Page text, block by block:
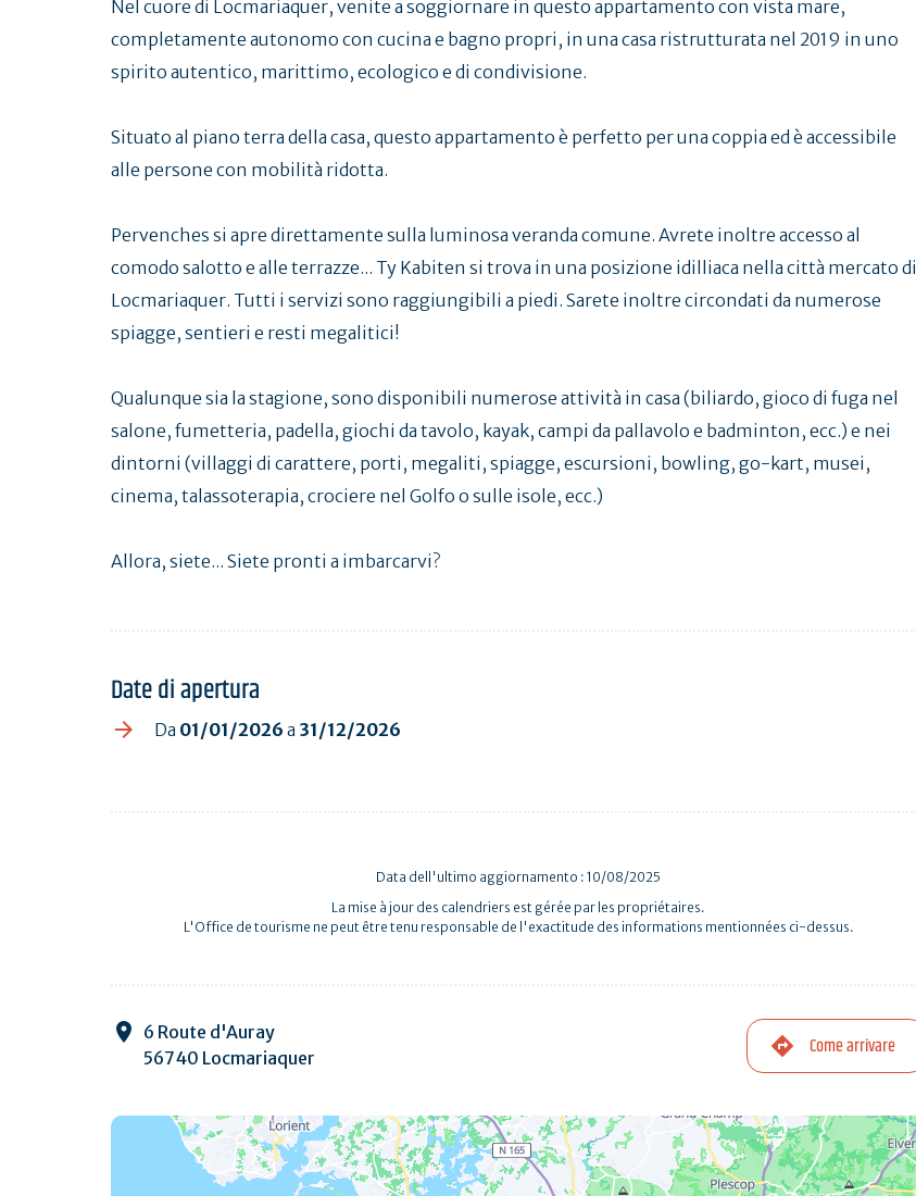
Nel cuore di Locmariaquer, venite a soggiornare in questo appartamento con vista mare,
completamente autonomo con cucina e bagno propri, in una casa ristrutturata nel 2019 in uno
spirito autentico, marittimo, ecologico e di condivisione.
Situato al piano terra della casa, questo appartamento è perfetto per una coppia ed è accessibile
alle persone con mobilità ridotta.
Pervenches si apre direttamente sulla luminosa veranda comune. Avrete inoltre accesso al
comodo salotto e alle terrazze... Ty Kabiten si trova in una posizione idilliaca nella città mercato di
Locmariaquer. Tutti i servizi sono raggiungibili a piedi. Sarete inoltre circondati da numerose
spiagge, sentieri e resti megalitici!
Qualunque sia la stagione, sono disponibili numerose attività in casa (biliardo, gioco di fuga nel
salone, fumetteria, padella, giochi da tavolo, kayak, campi da pallavolo e badminton, ecc.) e nei
dintorni (villaggi di carattere, porti, megaliti, spiagge, escursioni, bowling, go-kart, musei,
cinema, talassoterapia, crociere nel Golfo o sulle isole, ecc.)
Allora, siete... Siete pronti a imbarcarvi?
Date di apertura
Da 01/01/2026 a 31/12/2026
Data dell'ultimo aggiornamento : 10/08/2025
La mise à jour des calendriers est gérée par les propriétaires.
L'Office de tourisme ne peut être tenu responsable de l'exactitude des informations mentionnées ci-dessus.
6 Route d'Auray
56740 Locmariaquer
Come arrivare